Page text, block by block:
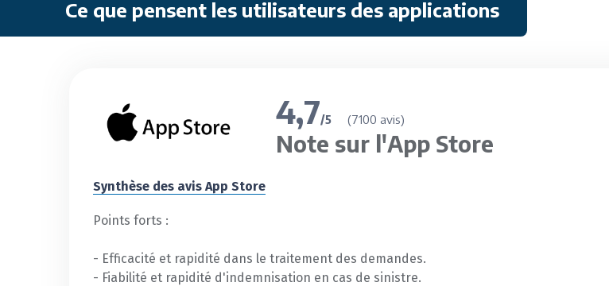
Ce que pensent les utilisateurs des applications
4,7/5 (7100 avis)
Note sur l'App Store
Synthèse des avis App Store
Points forts :
- Efficacité et rapidité dans le traitement des demandes.
- Fiabilité et rapidité d'indemnisation en cas de sinistre.